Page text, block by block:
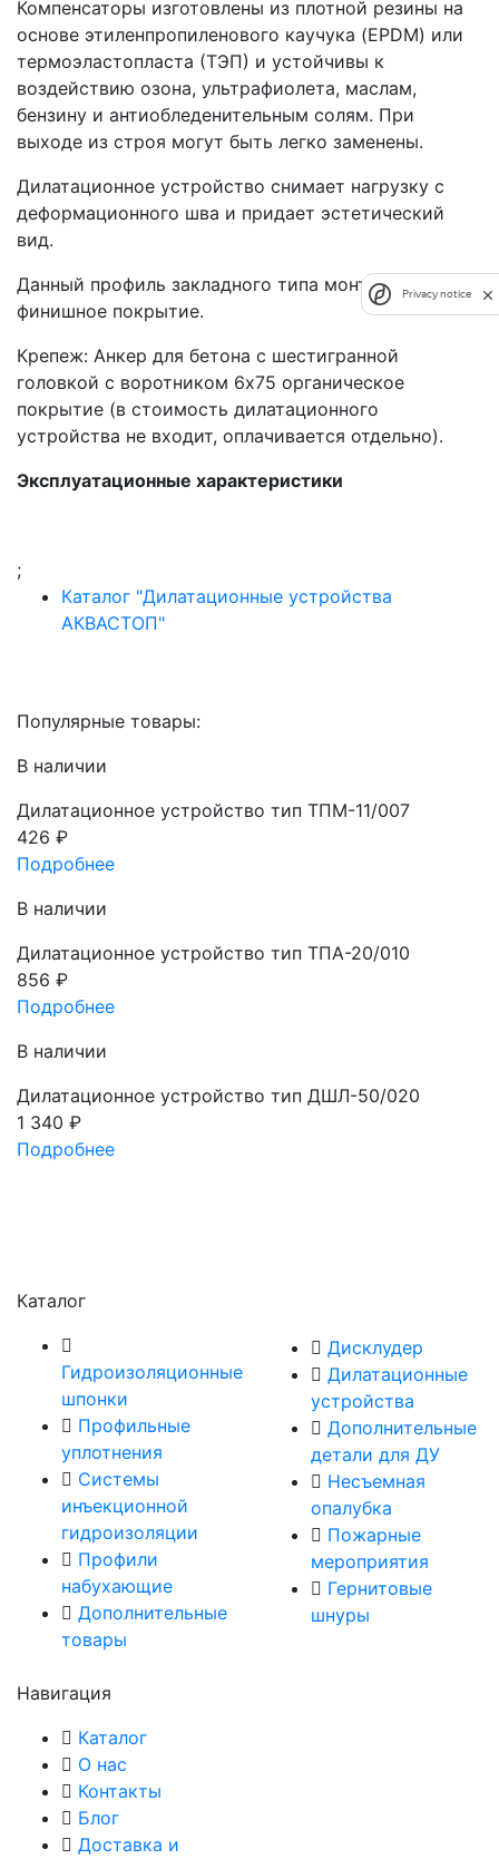
Компенсаторы изготовлены из плотной резины на
основе этиленпропиленового каучука (EPDM) или
термоэластопласта (ТЭП) и устойчивы к
воздействию озона, ультрафиолета, маслам,
бензину и антиобледенительным солям. При
выходе из строя могут быть легко заменены.
Дилатационное устройство снимает нагрузку с
деформационного шва и придает эстетический
вид.
Данный профиль закладного типа монтируется под
финишное покрытие.
Крепеж: Анкер для бетона с шестигранной
головкой с воротником 6х75 органическое
покрытие (в стоимость дилатационного
устройства не входит, оплачивается отдельно).
Эксплуатационные характеристики
;
Каталог "Дилатационные устройства
АКВАСТОП"
Популярные товары:
В наличии
Дилатационное устройство тип ТПМ-11/007
426 ₽
Подробнее
В наличии
Дилатационное устройство тип ТПА-20/010
856 ₽
Подробнее
В наличии
Дилатационное устройство тип ДШЛ-50/020
1 340 ₽
Подробнее
Каталог
Гидроизоляционные
шпонки
Профильные
уплотнения
Системы
инъекционной
гидроизоляции
Профили
набухающие
Дополнительные
товары
Дисклудер
Дилатационные
устройства
Дополнительные
детали для ДУ
Несъемная
опалубка
Пожарные
мероприятия
Гернитовые
шнуры
Навигация
Каталог
О нас
Контакты
Блог
Доставка и
Privacy notice